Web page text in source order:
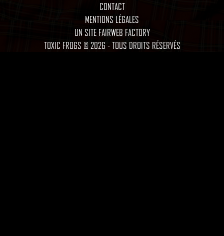
CONTACT
MENTIONS LÉGALES
UN SITE FAIRWEB FACTORY
TOXIC FROGS © 2026 - TOUS DROITS RÉSERVÉS